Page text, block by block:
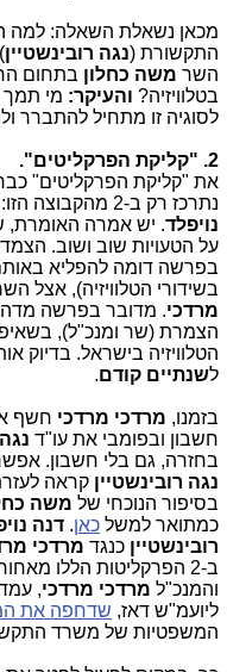
מכאן נשאלת השאלה: למה
התקשורת (נגה רובינשטיין
השר משה כחלון בתחום
בטלוויזיה? והעיקר: מי
לסוגיה זו מתחיל להתברר
2. "קליקת הפרקליטים".
את "קליקת הפרקליטים"
נתרכז רק ב-2 מהקבוצה הזו: עו"ד
נויפלד. יש אמרה האומרת,
על הטעויות שוב ושוב.
בפרשה דומה להפליא
בשידורי הטלוויזיה), אצל
מרדכי. מדובר בפרשה
הצמרת (שר ומנכ"ל),
הטלוויזיה בישראל. בדיוק
לשנתיים קודם.
בזמנו, מרדכי מרדכי חשף
חשבון ובפומבי את עו"ד
בחזרה, גם בלי חשבון.
נגה רובינשטיין קראה
בסיפור הנוכחי של משה
כמתואר למשל כאן. דנה
רובינשטיין כנגד מרדכי
ב-2 הפרקליטות הללו מאחור ואף בקדמת הבמה, מול השר
והמנכ"ל מרדכי מרדכי,
ליועמ"ש דאז, שדחפה את
המשפטיות של משרד